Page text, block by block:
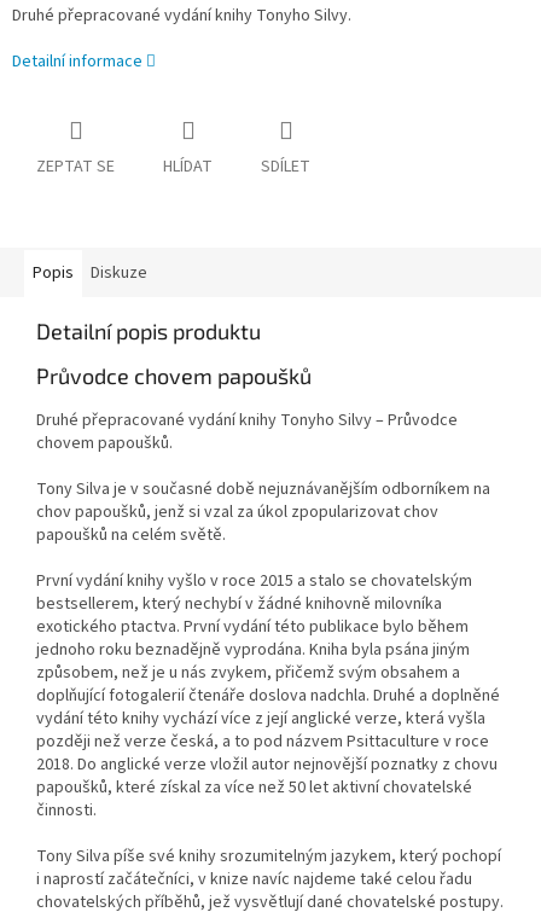
Druhé přepracované vydání knihy Tonyho Silvy.
Detailní informace
ZEPTAT SE HLÍDAT SDÍLET
Popis Diskuze
Detailní popis produktu
Průvodce chovem papoušků
Druhé přepracované vydání knihy Tonyho Silvy – Průvodce
chovem papoušků.
Tony Silva je v současné době nejuznávanějším odborníkem na
chov papoušků, jenž si vzal za úkol zpopularizovat chov
papoušků na celém světě.
První vydání knihy vyšlo v roce 2015 a stalo se chovatelským
bestsellerem, který nechybí v žádné knihovně milovníka
exotického ptactva. První vydání této publikace bylo během
jednoho roku beznadějně vyprodána. Kniha byla psána jiným
způsobem, než je u nás zvykem, přičemž svým obsahem a
doplňující fotogalerií čtenáře doslova nadchla. Druhé a doplněné
vydání této knihy vychází více z její anglické verze, která vyšla
později než verze česká, a to pod názvem Psittaculture v roce
2018. Do anglické verze vložil autor nejnovější poznatky z chovu
papoušků, které získal za více než 50 let aktivní chovatelské
činnosti.
Tony Silva píše své knihy srozumitelným jazykem, který pochopí
i naprostí začátečníci, v knize navíc najdeme také celou řadu
chovatelských příběhů, jež vysvětlují dané chovatelské postupy.